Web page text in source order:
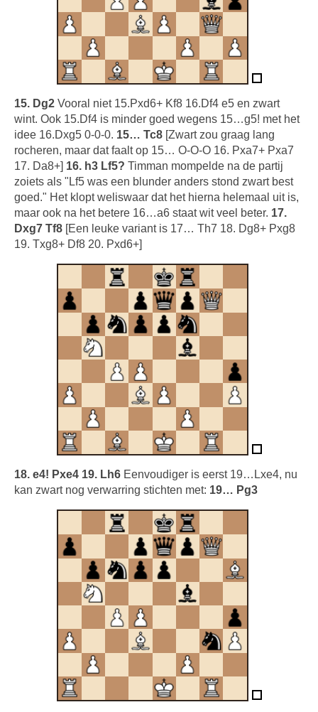
15. Dg2 Vooral niet 15.Pxd6+ Kf8 16.Df4 e5 en zwart
wint. Ook 15.Df4 is minder goed wegens 15…g5! met het
idee 16.Dxg5 0-0-0. 15… Tc8 [Zwart zou graag lang
rocheren, maar dat faalt op 15… O-O-O 16. Pxa7+ Pxa7
17. Da8+] 16. h3 Lf5? Timman mompelde na de partij
zoiets als "Lf5 was een blunder anders stond zwart best
goed." Het klopt weliswaar dat het hierna helemaal uit is,
maar ook na het betere 16…a6 staat wit veel beter. 17.
Dxg7 Tf8 [Een leuke variant is 17… Th7 18. Dg8+ Pxg8
19. Txg8+ Df8 20. Pxd6+]
18. e4! Pxe4 19. Lh6 Eenvoudiger is eerst 19…Lxe4, nu
kan zwart nog verwarring stichten met: 19… Pg3